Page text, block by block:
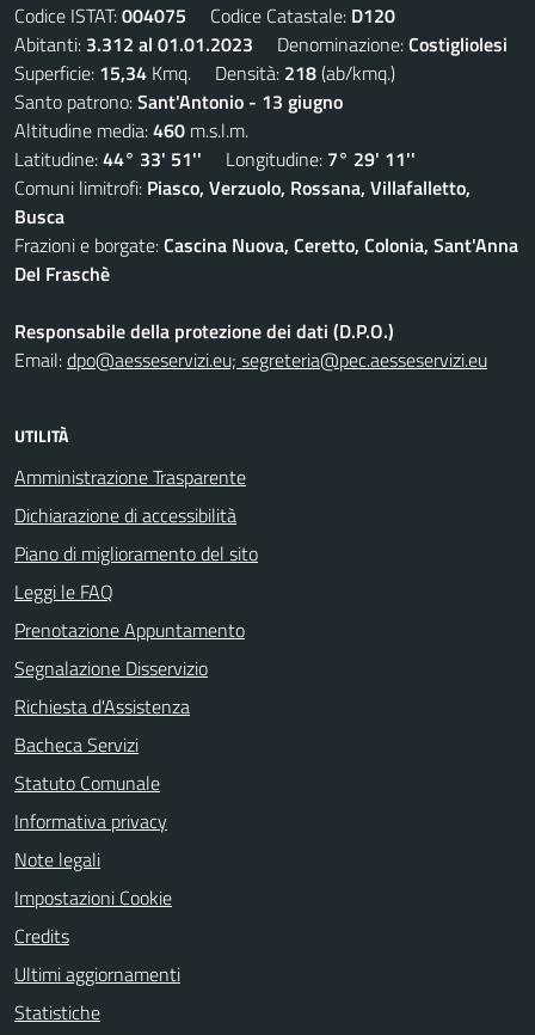
Codice ISTAT:004075 Codice Catastale: D120
Abitanti: 3.312 al 01.01.2023 Denominazione:Costigliolesi
Superficie: 15,34 Kmq. Densità: 218(ab/kmq.)
Santo patrono:Sant'Antonio - 13 giugno
Altitudine media:460 m.s.l.m.
Latitudine:44° 33' 51'' Longitudine: 7° 29' 11''
Comuni limitrofi: Piasco, Verzuolo, Rossana, Villafalletto,
Busca
Frazioni e borgate:Cascina Nuova, Ceretto, Colonia, Sant'Anna
Del Fraschè
Responsabile della protezione dei dati (D.P.O.)
Email:dpo@aesseservizi.eu; segreteria@pec.aesseservizi.eu
UTILITÀ
Amministrazione Trasparente
Dichiarazione di accessibilità
Piano di miglioramento del sito
Leggi le FAQ
Prenotazione Appuntamento
Segnalazione Disservizio
Richiesta d'Assistenza
Bacheca Servizi
Statuto Comunale
Informativa privacy
Note legali
Impostazioni Cookie
Credits
Ultimi aggiornamenti
Statistiche